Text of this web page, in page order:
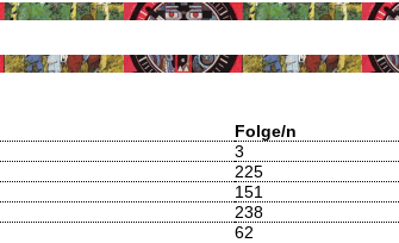
Folge/n
3
225
151
238
62